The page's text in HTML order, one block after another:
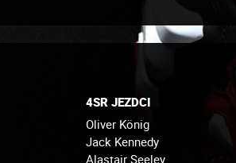
4SR JEZDCI
Oliver König
Jack Kennedy
Alastair Seeley